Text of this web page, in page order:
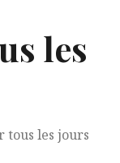
les
tous les jours